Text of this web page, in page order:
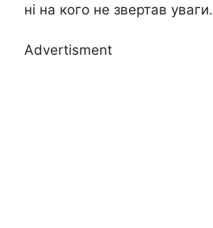
ні на кого не звертав уваги.
Advertisment